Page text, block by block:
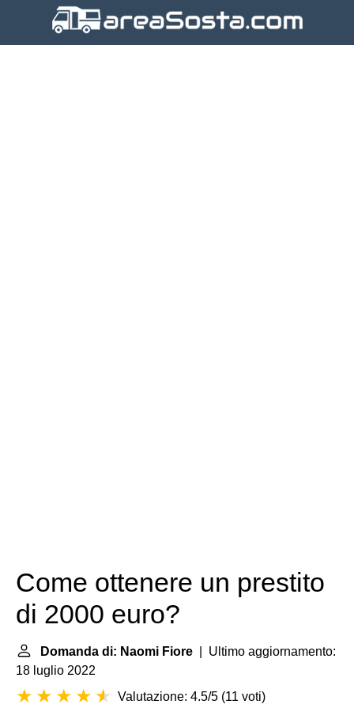
Come ottenere un prestito
di 2000 euro?
Domanda di: Naomi Fiore | Ultimo aggiornamento:
18 luglio 2022
Valutazione: 4.5/5 (11 voti)